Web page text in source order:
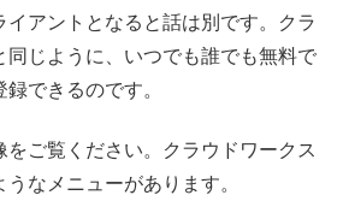
アントとなると話は別です。クラ
同じように、いつでも誰でも無料で
できるのです。
をご覧ください。クラウドワークス
なメニューがあります。